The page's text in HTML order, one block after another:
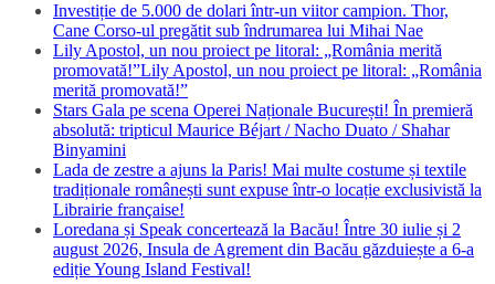
Investiție de 5.000 de dolari într-un viitor campion. Thor,
Cane Corso-ul pregătit sub îndrumarea lui Mihai Nae
Lily Apostol, un nou proiect pe litoral: „România merită
promovată!”Lily Apostol, un nou proiect pe litoral: „România
merită promovată!”
Stars Gala pe scena Operei Naționale București! În premieră
absolută: tripticul Maurice Béjart / Nacho Duato / Shahar
Binyamini
Lada de zestre a ajuns la Paris! Mai multe costume și textile
tradiționale românești sunt expuse într-o locație exclusivistă la
Librairie française!
Loredana și Speak concertează la Bacău! Între 30 iulie și 2
august 2026, Insula de Agrement din Bacău găzduiește a 6-a
ediție Young Island Festival!